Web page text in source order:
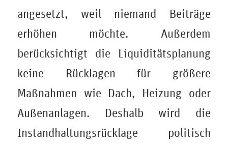
angesetzt, weil niemand Beiträge
erhöhen möchte. Außerdem
berücksichtigt die Liquiditätsplanung
keine Rücklagen für größere
Maßnahmen wie Dach, Heizung oder
Außenanlagen. Deshalb wird die
Instandhaltungsrücklage politisch